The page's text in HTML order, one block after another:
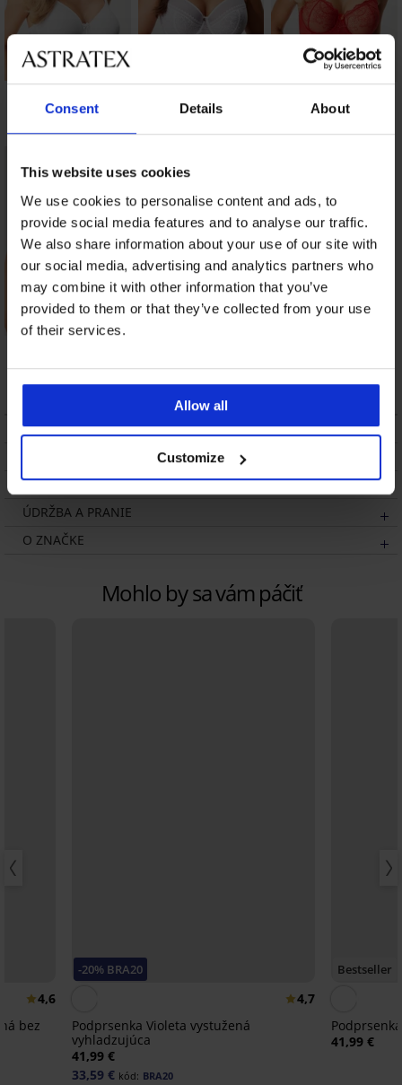
Consent Details About
This website uses cookies
We use cookies to personalise content and ads, to
provide social media features and to analyse our traffic.
We also share information about your use of our site with
our social media, advertising and analytics partners who
may combine it with other information that you’ve
provided to them or that they’ve collected from your use
of their services.
Allow all
Customize
nevystužená
nevystužená
nevystužená
61,99 €
POPIS
VÝMENA
ÚDRŽBA A PRANIE
O ZNAČKE
Mohlo by sa vám páčiť
4,6
bez
-20% BRA20
4,7
Podprsenka Violeta vystužená
vyhladzujúca
41,99 €
33,59 € kód: BRA20
Bestseller
41,99 €